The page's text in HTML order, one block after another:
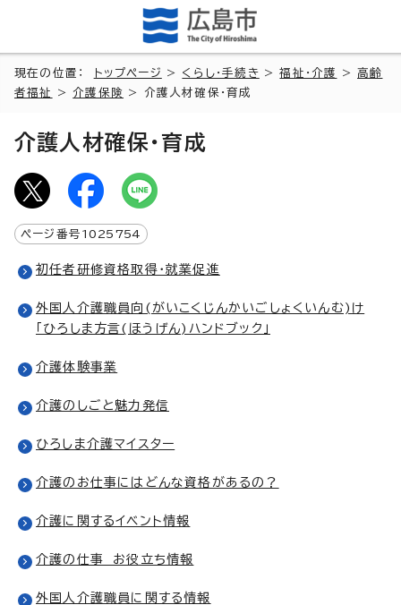
現在の位置： トップページ > くらし・手続き >福祉・介護 >高齢
者福祉
> 介護保険 > 介護人材確保・育成
介護人材確保・育成
ページ番号 1025754
初任者研修資格取得・就業促進
外国人介護職員向(がいこくじんかいごしょくいんむ)け
「ひろしま方言(ほうげん)ハンドブック」
介護体験事業
介護のしごと魅力発信
ひろしま介護マイスター
介護のお仕事にはどんな資格があるの？
介護に関するイベント情報
介護の仕事 お役立ち情報
外国人介護職員に関する情報